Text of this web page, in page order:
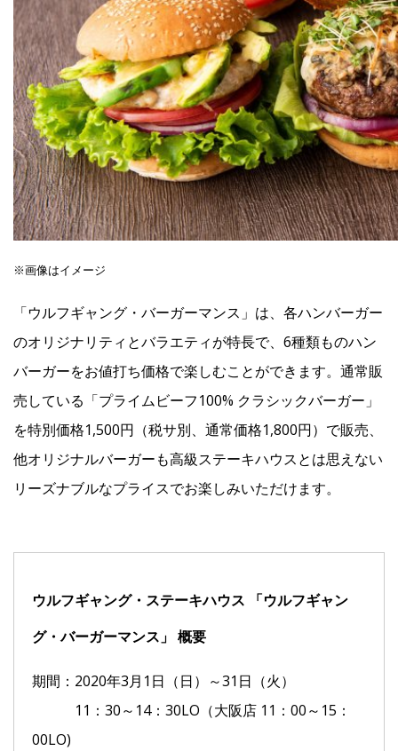
※画像はイメージ
「ウルフギャング・バーガーマンス」は、各ハンバーガー
のオリジナリティとバラエティが特長で、6種類ものハン
バーガーをお値打ち価格で楽しむことができます。通常販
売している「プライムビーフ100% クラシックバーガー」
を特別価格1,500円（税サ別、通常価格1,800円）で販売、
他オリジナルバーガーも高級ステーキハウスとは思えない
リーズナブルなプライスでお楽しみいただけます。
ウルフギャング・ステーキハウス 「ウルフギャン
グ・バーガーマンス」 概要
期間：2020年3月1日（日）～31日（火）
11：30～14：30LO（大阪店 11：00～15：
00LO)